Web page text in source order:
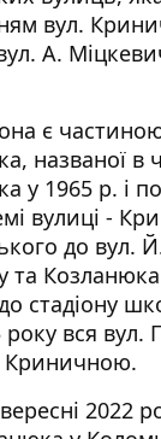
вул.
А.
є
названої в
у 1965 р. і
вулиці -
до вул.
та Козланюка
стадіону
року вся вул.
Криничною.
2022